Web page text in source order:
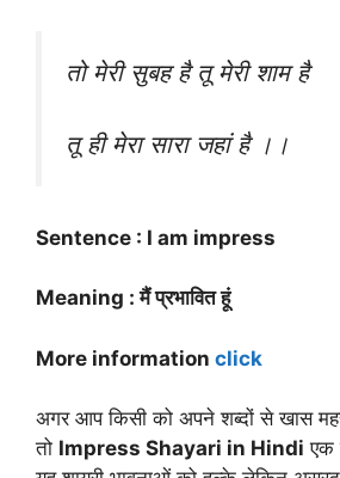
तो मेरी सुबह है तू मेरी शाम है
तू ही मेरा सारा जहां है ।।
Sentence : I am impress
Meaning : मैं प्रभावित हूं
More information click
अगर आप किसी को अपने शब्दों से खास
तो Impress Shayari in Hindi एक